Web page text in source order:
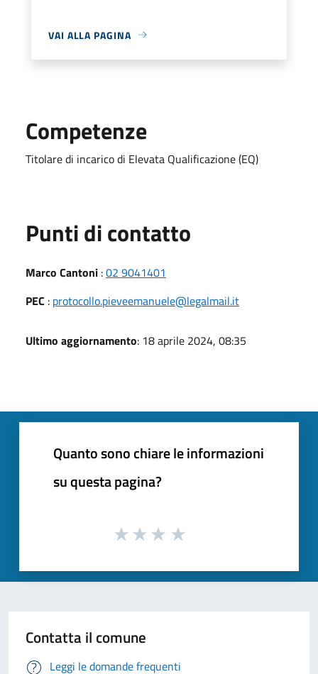
VAI ALLA PAGINA
Competenze
Titolare di incarico di Elevata Qualificazione (EQ)
Punti di contatto
Marco Cantoni :02 9041401
PEC : protocollo.pieveemanuele@legalmail.it
Ultimo aggiornamento: 18 aprile 2024, 08:35
Quanto sono chiare le informazioni
su questa pagina?
Contatta il comune
Leggi le domande frequenti